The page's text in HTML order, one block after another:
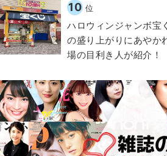
10 位
ハロウィンジャンボ宝
の盛り上がりにあやか
場の目利き人が紹介！